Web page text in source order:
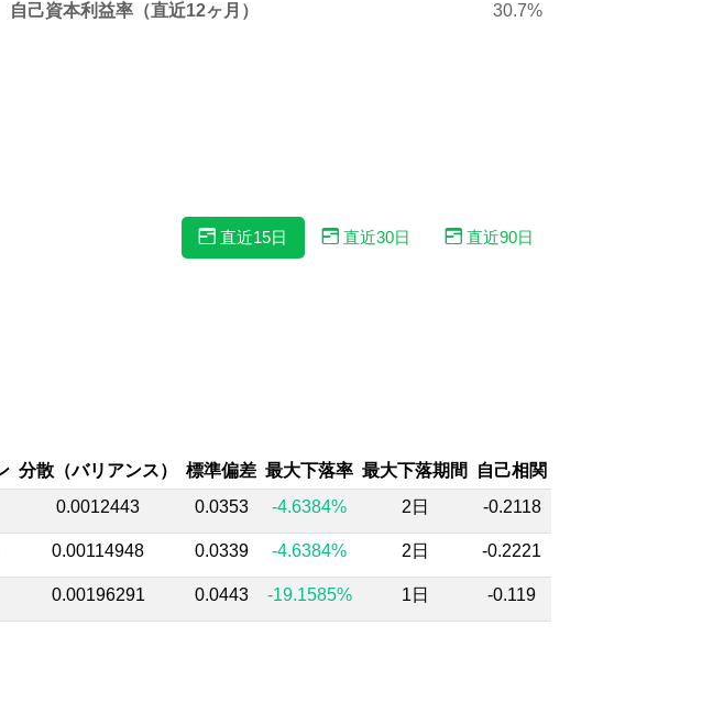
自己資本利益率（直近12ヶ月） 30.7%
直近15日 直近30日 直近90日
分散（バリアンス） 標準偏差 最大下落率 最大下落期間
自己相関
0.0012443 0.0353 -4.6384% 2日 -0.2118
0.00114948 0.0339 -4.6384% 2日 -0.2221
0.00196291 0.0443 -19.1585% 1日 -0.119